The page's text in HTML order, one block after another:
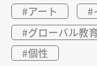
#アート
#
#グローバル教
#個性